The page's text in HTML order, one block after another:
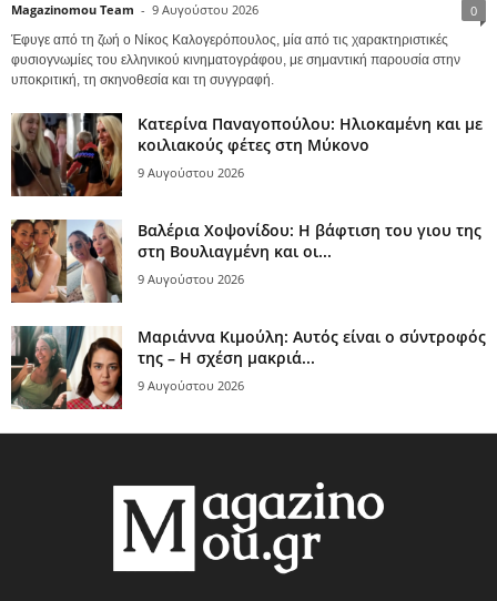
Magazinomou Team - 9 Αυγούστου 2026 0
Έφυγε από τη ζωή ο Νίκος Καλογερόπουλος, μία από τις χαρακτηριστικές
φυσιογνωμίες του ελληνικού κινηματογράφου, με σημαντική παρουσία στην
υποκριτική, τη σκηνοθεσία και τη συγγραφή.
Κατερίνα Παναγοπούλου: Ηλιοκαμένη και με
κοιλιακούς φέτες στη Μύκονο
9 Αυγούστου 2026
Βαλέρια Χοψονίδου: Η βάφτιση του γιου της
στη Βουλιαγμένη και οι...
9 Αυγούστου 2026
Μαριάννα Κιμούλη: Αυτός είναι ο σύντροφός
της – Η σχέση μακριά...
9 Αυγούστου 2026